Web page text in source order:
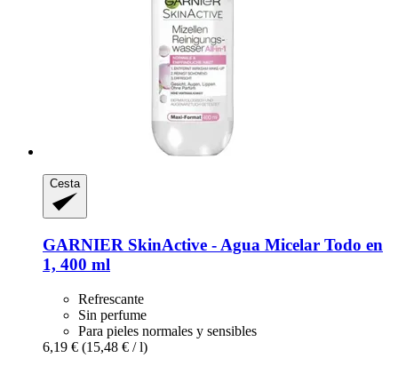
Cesta
GARNIER SkinActive -​ Agua Micelar Todo en
1, 400 ml
Refrescante
Sin perfume
Para pieles normales y sensibles
6,19 € (15,48 € / l)